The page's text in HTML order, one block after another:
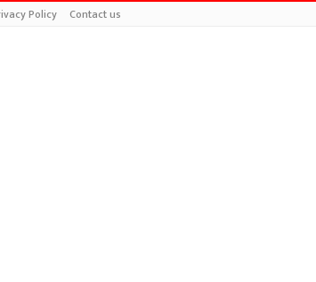
Policy Contact us